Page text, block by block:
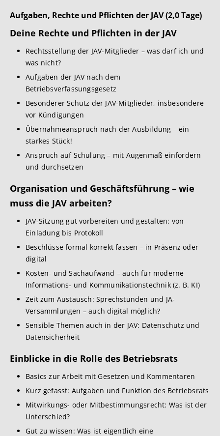
Aufgaben, Rechte und Pflichten der JAV (2,0 Tage)
Deine Rechte und Pflichten in der JAV
Rechtsstellung der JAV-Mitglieder – was darf ich und
was nicht?
Aufgaben der JAV nach dem
Betriebsverfassungsgesetz
Besonderer Schutz der JAV-Mitglieder, insbesondere
vor Kündigungen
Übernahmeanspruch nach der Ausbildung – ein
starkes Stück!
Anspruch auf Schulung – mit Augenmaß einfordern
und durchsetzen
Organisation und Geschäftsführung – wie
muss die JAV arbeiten?
JAV-Sitzung gut vorbereiten und gestalten: von
Einladung bis Protokoll
Beschlüsse formal korrekt fassen – in Präsenz oder
digital
Kosten- und Sachaufwand – auch für moderne
Informations- und Kommunikationstechnik (z. B. KI)
Zeit zum Austausch: Sprechstunden und JA-
Versammlungen – auch digital möglich?
Sensible Themen auch in der JAV: Datenschutz und
Datensicherheit
Einblicke in die Rolle des Betriebsrats
Basics zur Arbeit mit Gesetzen und Kommentaren
Kurz gefasst: Aufgaben und Funktion des Betriebsrats
Mitwirkungs- oder Mitbestimmungsrecht: Was ist der
Unterschied?
Gut zu wissen: Was ist eigentlich eine